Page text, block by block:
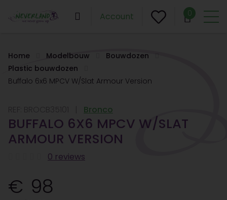
Account 0
Home Modelbouw
Bouwdozen
Plastic bouwdozen
Buffalo 6x6 MPCV W/Slat Armour Version
Bronco
BUFFALO 6X6 MPCV W/SLAT
ARMOUR VERSION
0 reviews
98